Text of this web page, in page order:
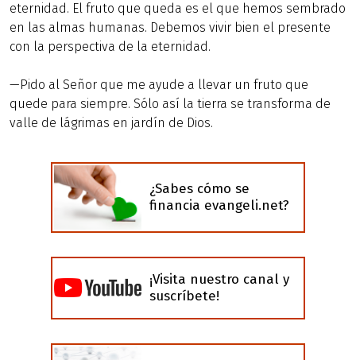
eternidad. El fruto que queda es el que hemos sembrado
en las almas humanas. Debemos vivir bien el presente
con la perspectiva de la eternidad.
—Pido al Señor que me ayude a llevar un fruto que
quede para siempre. Sólo así la tierra se transforma de
valle de lágrimas en jardín de Dios.
¿Sabes cómo se
financia evangeli.net?
¡Visita nuestro canal y
suscríbete!